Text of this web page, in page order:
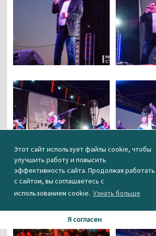
Этот сайт использует файлы cookie, чтобы
улучшить работу и повысить
эффективность сайта. Продолжая работать
с сайтом, вы соглашаетесь с
использованием cookie. Узнать больше
Я согласен